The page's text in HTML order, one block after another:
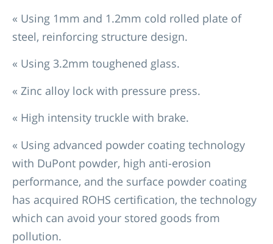
« Using 1mm and 1.2mm cold rolled plate of
steel, reinforcing structure design.
« Using 3.2mm toughened glass.
« Zinc alloy lock with pressure press.
« High intensity truckle with brake.
« Using advanced powder coating technology
with DuPont powder, high anti-erosion
performance, and the surface powder coating
has acquired ROHS certification, the technology
which can avoid your stored goods from
pollution.